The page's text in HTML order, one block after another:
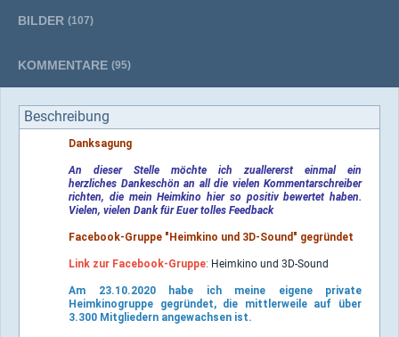
BILDER (107)
KOMMENTARE (95)
Beschreibung
Danksagung
An dieser Stelle möchte ich zuallererst einmal ein
herzliches Dankeschön an all die vielen Kommentarschreiber
richten, die mein Heimkino hier so positiv bewertet haben.
Vielen, vielen Dank für Euer tolles Feedback
Facebook-Gruppe "Heimkino und 3D-Sound" gegründet
Link zur Facebook-Gruppe: Heimkino und 3D-Sound
Am 23.10.2020 habe ich meine eigene private
Heimkinogruppe gegründet, die mittlerweile auf über
3.300 Mitgliedern angewachsen ist.